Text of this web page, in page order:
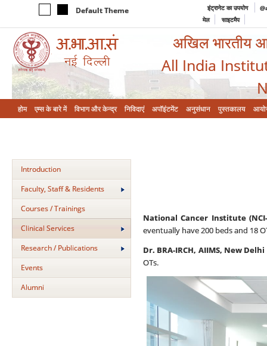
Default Theme इंट्रानेट का उपयोग
मेल
साइटमैप
अखिल भारतीय
All India
होम एम्‍स के बारे में विभाग और केन्‍द्र निविदाएं अपॉइंटमेंट अनुसंधान पुस्तकालय
Introduction
Faculty, Staff & Residents
Courses / Trainings
Clinical Services
Research / Publications
Events
Alumni
National Cancer Institute
eventually have 200 beds and 18
Dr. BRA-IRCH, AIIMS, New Delhi
OTs.